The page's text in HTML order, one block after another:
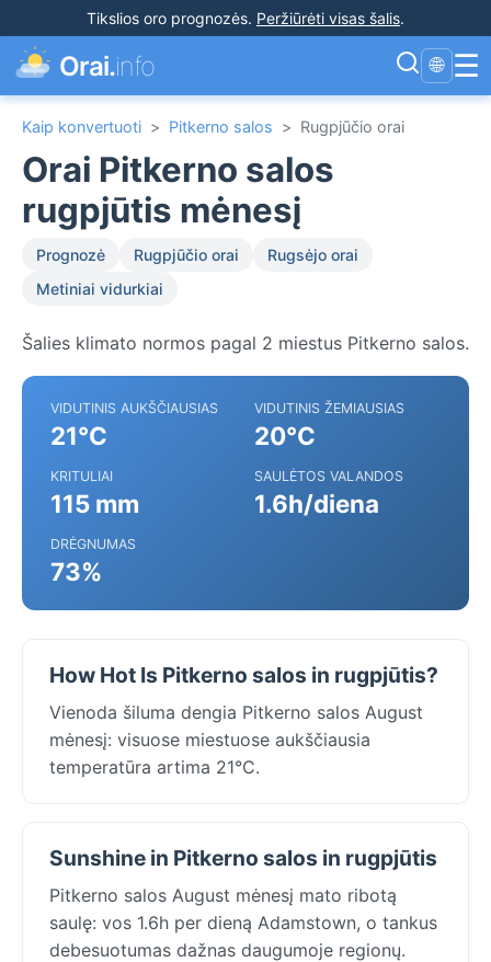
Tikslios oro prognozės. Peržiūrėti visas šalis.
Orai.info 🌐 ☰
Kaip konvertuoti > Pitkerno salos > Rugpjūčio orai
Orai Pitkerno salos
rugpjūtis mėnesį
Prognozė Rugpjūčio orai
Rugsėjo orai
Metiniai vidurkiai
Šalies klimato normos pagal 2 miestus Pitkerno salos.
VIDUTINIS AUKŠČIAUSIAS
21°C
VIDUTINIS ŽEMIAUSIAS
20°C
KRITULIAI
115 mm
SAULĖTOS VALANDOS
1.6h/diena
DRĖGNUMAS
73%
How Hot Is Pitkerno salos in rugpjūtis?
Vienoda šiluma dengia Pitkerno salos August
mėnesį: visuose miestuose aukščiausia
temperatūra artima 21°C.
Sunshine in Pitkerno salos in rugpjūtis
Pitkerno salos August mėnesį mato ribotą
saulę: vos 1.6h per dieną Adamstown, o tankus
debesuotumas dažnas daugumoje regionų.